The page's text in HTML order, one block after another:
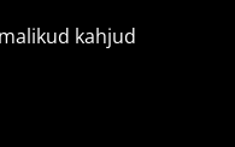
kahjud